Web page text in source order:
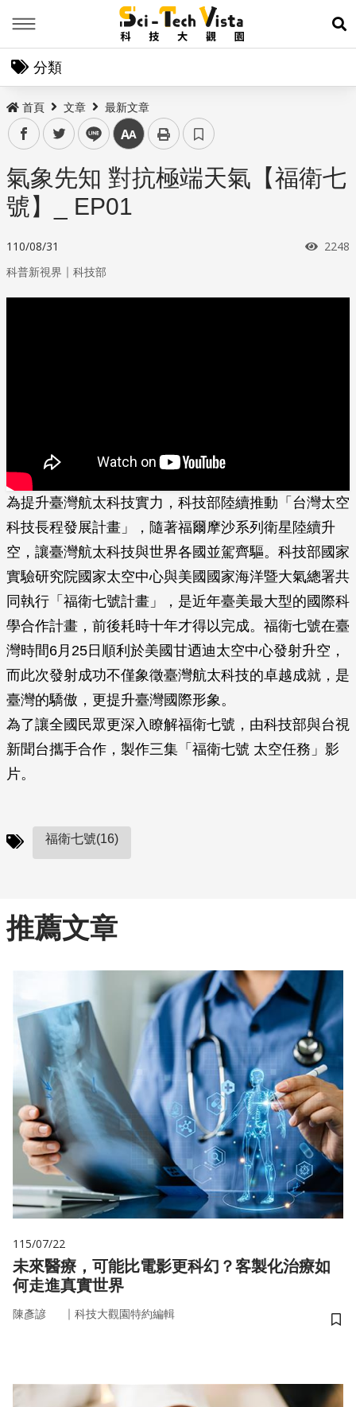
展
分類
首頁 文章 最新文章
facebooktwitter line 中
氣象先知 對抗極端天氣【福衛七
號】_ EP01
110/08/31 瀏覽
2248
科普新視界 ｜ 科技部
為提升臺灣航太科技實力，科技部陸續推動「台灣太空
科技長程發展計畫」，隨著福爾摩沙系列衛星陸續升
空，讓臺灣航太科技與世界各國並駕齊驅。科技部國家
實驗研究院國家太空中心與美國國家海洋暨大氣總署共
同執行「福衛七號計畫」，是近年臺美最大型的國際科
學合作計畫，前後耗時十年才得以完成。福衛七號在臺
灣時間6月25日順利於美國甘迺迪太空中心發射升空，
而此次發射成功不僅象徵臺灣航太科技的卓越成就，是
臺灣的驕傲，更提升臺灣國際形象。
為了讓全國民眾更深入瞭解福衛七號，由科技部與台視
新聞台攜手合作，製作三集「福衛七號 太空任務」影
片。
福衛七號(16)
推薦文章
115/07/22
未來醫療，可能比電影更科幻？客製化治療如
何走進真實世界
陳彥諺 ｜ 科技大觀園特約編輯
儲